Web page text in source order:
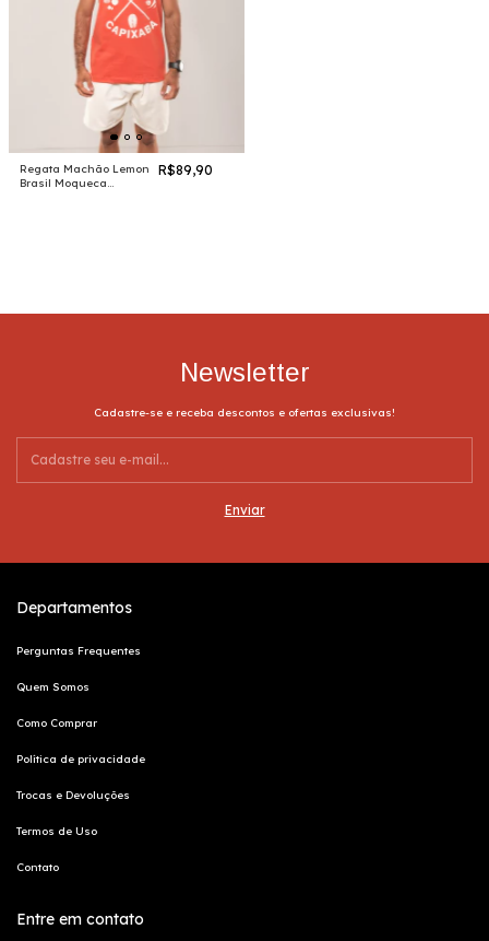
Regata Machão Lemon
Brasil Moqueca
R$89,90
Newsletter
Cadastre-se e receba descontos e ofertas exclusivas!
Departamentos
Perguntas Frequentes
Quem Somos
Como Comprar
Política de privacidade
Trocas e Devoluções
Termos de Uso
Contato
Entre em contato